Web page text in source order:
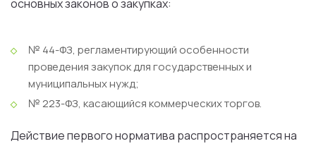
основных законов о закупках:
№ 44-ФЗ, регламентирующий особенности
проведения закупок для государственных и
муниципальных нужд;
№ 223-ФЗ, касающийся коммерческих торгов.
Действие первого норматива распространяется на